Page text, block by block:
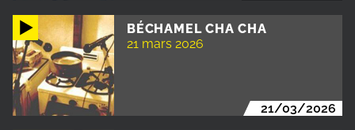
BÉCHAMEL CHA CHA
21 mars 2026
21/03/2026